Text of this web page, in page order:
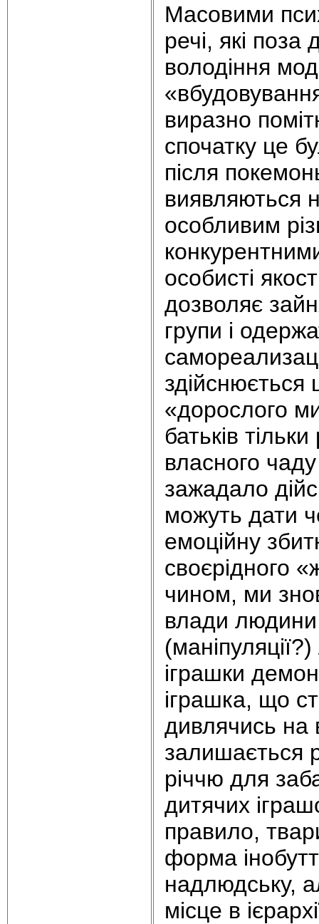
Масовими
речі, які
володіння
виразно
спочатку це
після
виявляються
особливим
особисті
дозволяє
групи і
здійснюється
«дорослого
батьків
власного
зажадало
можуть дати
емоційну
своєрідного
чином, ми
влади
іграшки
іграшка, що
дивлячись на
залишається
річчю для
дитячих
правило,
форма
надлюдську,
місце в